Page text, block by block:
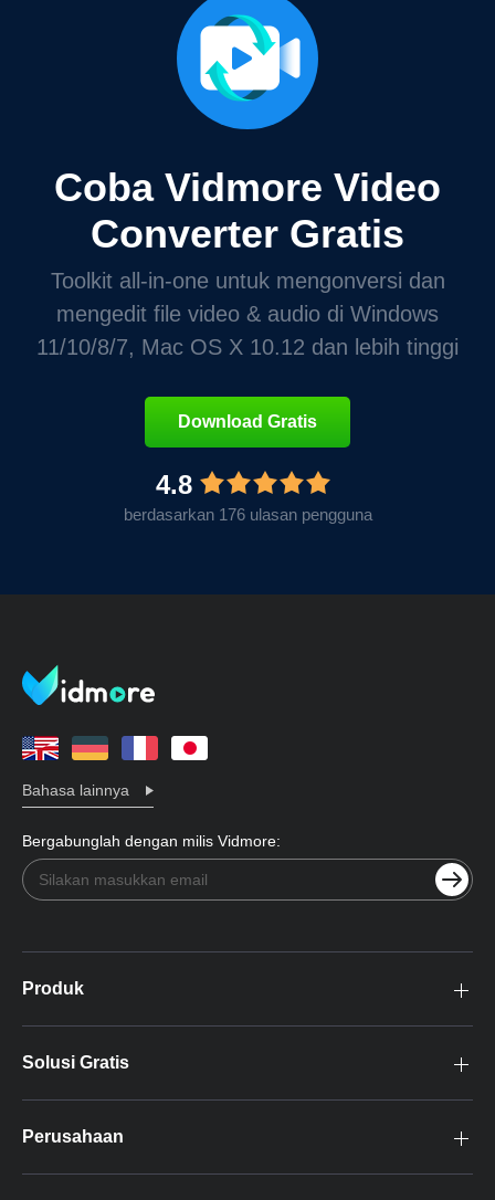
Coba Vidmore Video
Converter Gratis
Toolkit all-in-one untuk mengonversi dan
mengedit file video & audio di Windows
11/10/8/7, Mac OS X 10.12 dan lebih tinggi
Download Gratis
4.8
berdasarkan 176 ulasan pengguna
Bahasa lainnya
Bergabunglah dengan milis Vidmore:
Produk
Solusi Gratis
Perusahaan